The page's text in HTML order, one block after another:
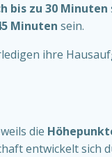
bis zu 30 Minuten
Minuten sein.
ihre
die
entwickelt sich